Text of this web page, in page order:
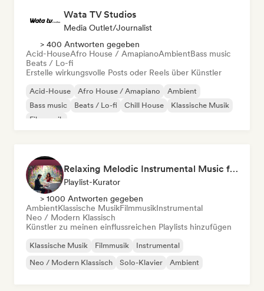
Wata TV Studios
Media Outlet/Journalist
> 400 Antworten gegeben
Acid-HouseAfro House / AmapianoAmbientBass music
Beats / Lo-fi
Erstelle wirkungsvolle Posts oder Reels über Künstler
Acid-House Afro House / Amapiano
Ambient
Bass music
Beats / Lo-fi Chill House
Klassische Musik
Filmmusik
Relaxing Melodic Instrumental Music for Reading and Studying
Playlist-Kurator
> 1000 Antworten gegeben
AmbientKlassische MusikFilmmusikInstrumental
Neo / Modern Klassisch
Künstler zu meinen einflussreichen Playlists hinzufügen
Klassische Musik Filmmusik
Instrumental
Neo / Modern Klassisch
Solo-Klavier Ambient